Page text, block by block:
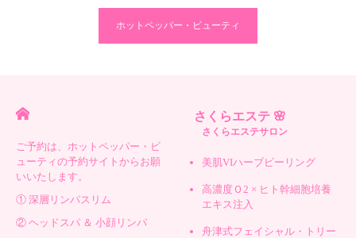
ホットペッパー・ビューティ
ご予約は、ホットペッパー・ビ
ューティの予約サイトからお願
いいたします。
① 深層リンパスリム
② ヘッドスパ ＆ 小顔リンパ
さくらエステ 🌸
さくらエステサロン
美肌VIハーブピーリング
高濃度Ｏ2 × ヒト幹細胞培養
エキス注入
舟津式フェイシャル・トリー